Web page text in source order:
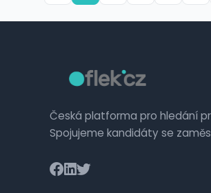
Česká platforma pro hledání
Spojujeme kandidáty se